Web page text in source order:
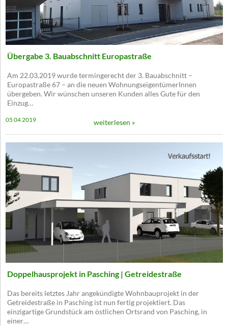
Übergabe 3. Bauabschnitt Europastraße
Am 22.03.2019 wurde termingerecht der 3. Bauabschnitt –
Europastraße 67 – an die neuen WohnungseigentümerInnen
übergeben. Wir wünschen unseren Kunden alles Gute für den
Einzug…
weiterlesen »
05 04 2019
Doppelhausprojekt in Pasching | Getreidestraße
Das bereits letztes Jahr angekündigte Wohnbauprojekt in der
Getreidestraße in Pasching ist nun fertig projektiert. Das
einzigartige Grundstück am östlichen Ortsrand von Pasching, in
einer…